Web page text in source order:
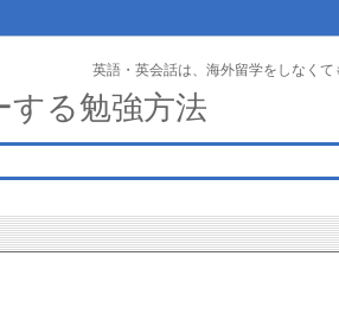
する勉強方法
英語・英会話は、海外留学をしなくて